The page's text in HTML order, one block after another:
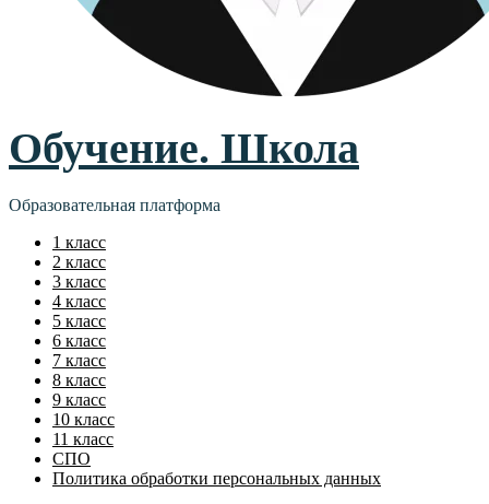
Обучение. Школа
Образовательная платформа
1 класс
2 класс
3 класс
4 класс
5 класс
6 класс
7 класс
8 класс
9 класс
10 класс
11 класс
СПО
Политика обработки персональных данных